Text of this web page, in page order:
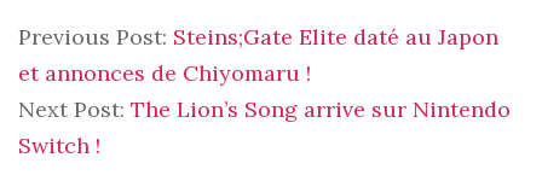
Previous Post: Steins;Gate Elite daté au Japon
et annonces de Chiyomaru !
Next Post: The Lion’s Song arrive sur Nintendo
Switch !